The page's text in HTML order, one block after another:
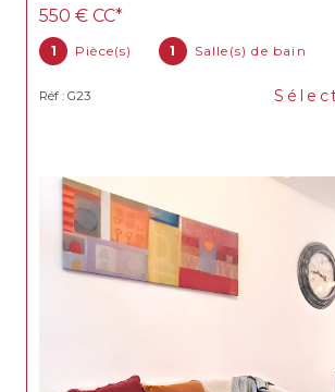
550 € CC*
1 Pièce(s) 1 Salle(s) de bain
Réf : G23